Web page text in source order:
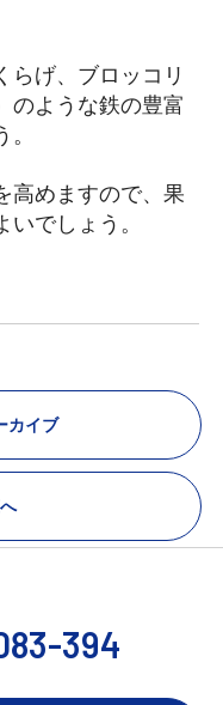
らげ、ブロッコリ
のような鉄の豊富
高めますので、果
でしょう。
カイブ
394